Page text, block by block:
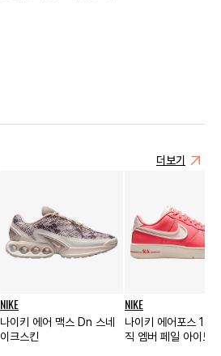
더보기
NIKE
나이키 에어 맥스 Dn 스네
이크스킨
NIKE
나이키 에어포스 1 댄
직 엠버 페일 아이보